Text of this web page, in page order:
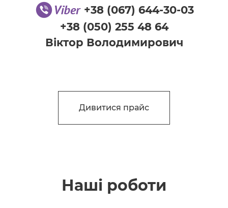
+38 (067) 644-30-03
+38 (050) 255 48 64
Віктор Володимирович
Дивитися прайс
Наші роботи